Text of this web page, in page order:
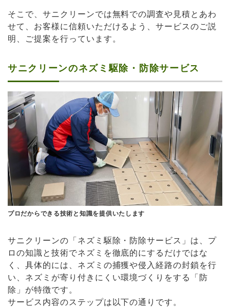
そこで、サニクリーンでは無料での調査や見積とあわ
せて、お客様に信頼いただけるよう、サービスのご説
明、ご提案を行っています。
サニクリーンのネズミ駆除・防除サービス
プロだからできる技術と知識を提供いたします
サニクリーンの「ネズミ駆除・防除サービス」は、プ
ロの知識と技術でネズミを徹底的にするだけではな
く、具体的には、ネズミの捕獲や侵入経路の封鎖を行
い、ネズミが寄り付きにくい環境づくりをする「防
除」が特徴です。
サービス内容のステップは以下の通りです。